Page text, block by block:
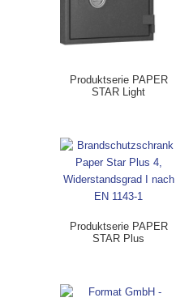
Produktserie PAPER
STAR Light
Produktserie PAPER
STAR Plus